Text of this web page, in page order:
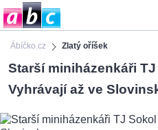
Ábíčko.cz Zlatý oříšek
Starší miniházenkáři
Vyhrávají až ve